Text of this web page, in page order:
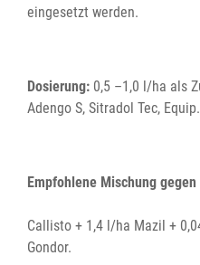
eingesetzt werden.
Dosierung: 0,5 –1,0 l/ha als
Adengo S, Sitradol Tec, Equip.
Empfohlene Mischung
Callisto + 1,4 l/ha Mazil +
Gondor.